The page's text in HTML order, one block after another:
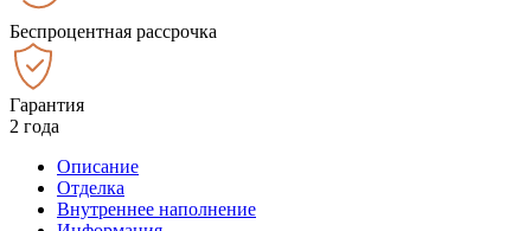
Беспроцентная рассрочка
Гарантия
2 года
Описание
Отделка
Внутреннее наполнение